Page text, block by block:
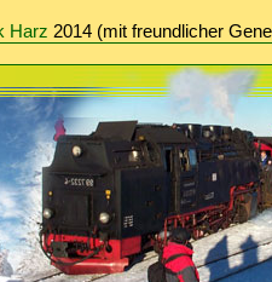
Harz 2014 (mit freundlicher